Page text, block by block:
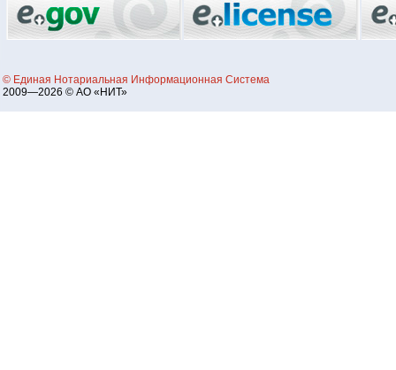
© Единая Нотариальная Информационная Система
2009—2026 © АО «НИТ»